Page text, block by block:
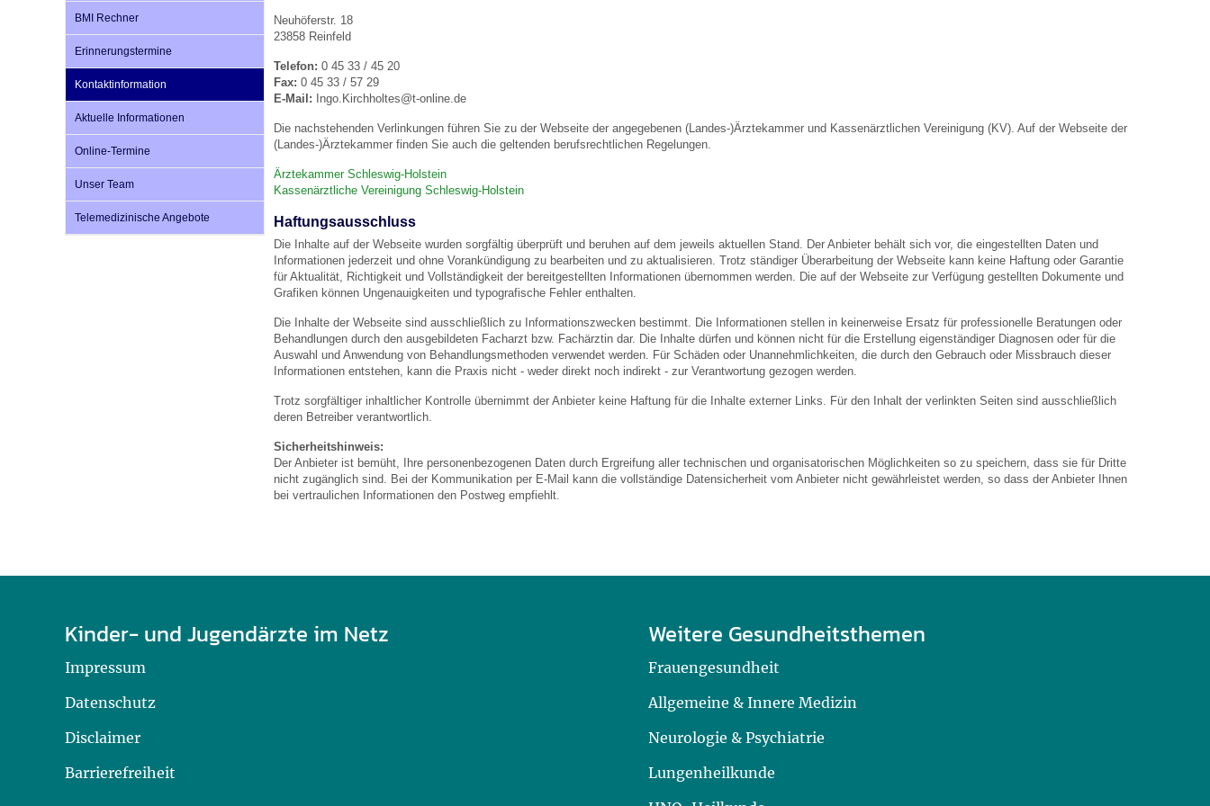
Recht auf Impfung
Vorsorge- und Impferinnerung
Material zu den Vorsorgen
Entwicklungskalender
Broschüren und Informationsflyer
Familienzeit gesund gestalten
U0-Vorsorge
BMI Rechner
Erinnerungstermine
Kontaktinformation
Aktuelle Informationen
Online-Termine
Unser Team
Telemedizinische Angebote
Neuhöferstr. 18
23858 Reinfeld
Telefon: 0 45 33 / 45 20
Fax: 0 45 33 / 57 29
E-Mail: Ingo.Kirchholtes@t-online.de
Die nachstehenden Verlinkungen führen Sie zu der Webseite der angegebenen (Landes-)Ärztekammer und Kassenärztlichen Vereinigung (KV). Auf der Webseite der
(Landes-)Ärztekammer finden Sie auch die geltenden berufsrechtlichen Regelungen.
Ärztekammer Schleswig-Holstein
Kassenärztliche Vereinigung Schleswig-Holstein
Haftungsausschluss
Die Inhalte auf der Webseite wurden sorgfältig überprüft und beruhen auf dem jeweils aktuellen Stand. Der Anbieter behält sich vor, die eingestellten Daten und
Informationen jederzeit und ohne Vorankündigung zu bearbeiten und zu aktualisieren. Trotz ständiger Überarbeitung der Webseite kann keine Haftung oder Garantie
für Aktualität, Richtigkeit und Vollständigkeit der bereitgestellten Informationen übernommen werden. Die auf der Webseite zur Verfügung gestellten Dokumente und
Grafiken können Ungenauigkeiten und typografische Fehler enthalten.
Die Inhalte der Webseite sind ausschließlich zu Informationszwecken bestimmt. Die Informationen stellen in keinerweise Ersatz für professionelle Beratungen oder
Behandlungen durch den ausgebildeten Facharzt bzw. Fachärztin dar. Die Inhalte dürfen und können nicht für die Erstellung eigenständiger Diagnosen oder für die
Auswahl und Anwendung von Behandlungsmethoden verwendet werden. Für Schäden oder Unannehmlichkeiten, die durch den Gebrauch oder Missbrauch dieser
Informationen entstehen, kann die Praxis nicht - weder direkt noch indirekt - zur Verantwortung gezogen werden.
Trotz sorgfältiger inhaltlicher Kontrolle übernimmt der Anbieter keine Haftung für die Inhalte externer Links. Für den Inhalt der verlinkten Seiten sind ausschließlich
deren Betreiber verantwortlich.
Sicherheitshinweis:
Der Anbieter ist bemüht, Ihre personenbezogenen Daten durch Ergreifung aller technischen und organisatorischen Möglichkeiten so zu speichern, dass sie für Dritte
nicht zugänglich sind. Bei der Kommunikation per E-Mail kann die vollständige Datensicherheit vom Anbieter nicht gewährleistet werden, so dass der Anbieter Ihnen
bei vertraulichen Informationen den Postweg empfiehlt.
Kinder- und Jugendärzte im Netz
Impressum
Datenschutz
Disclaimer
Barrierefreiheit
Weitere Gesundheitsthemen
Frauengesundheit
Allgemeine & Innere Medizin
Neurologie & Psychiatrie
Lungenheilkunde